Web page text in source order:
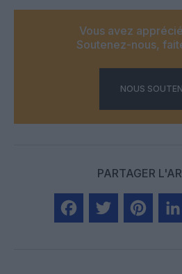
Vous avez
Soutenez-nous,
NOUS
PARTAGER